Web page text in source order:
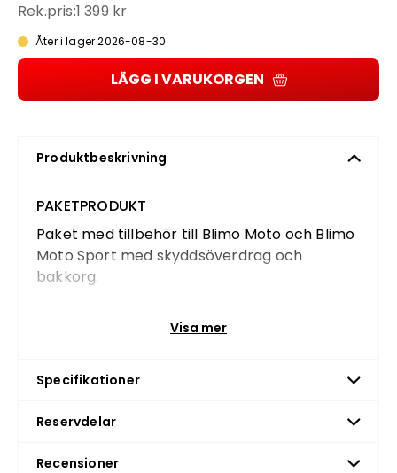
Rek.pris:1 399 kr
Åter i lager 2026-08-30
LÄGG I VARUKORGEN
Produktbeskrivning
PAKETPRODUKT
Paket med tillbehör till Blimo Moto och Blimo
Moto Sport med skyddsöverdrag och
bakkorg.
Korg för montering bak med stag
Visa mer
Specifikationer
Reservdelar
Recensioner